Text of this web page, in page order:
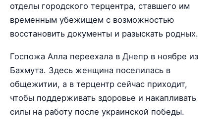
отделы городского терцентра, ставшего им
временным убежищем с возможностью
восстановить документы и разыскать родных.
Госпожа Алла переехала в Днепр в ноябре из
Бахмута. Здесь женщина поселилась в
общежитии, а в терцентр сейчас приходит,
чтобы поддерживать здоровье и накапливать
силы на работу после украинской победы.